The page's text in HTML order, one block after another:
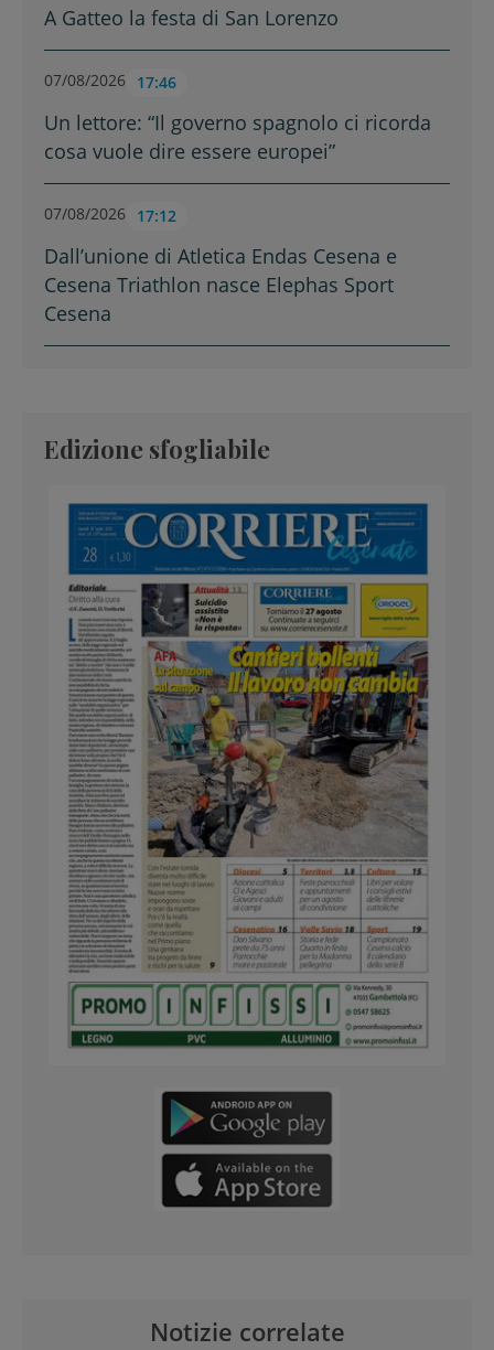
A Gatteo la festa di San Lorenzo
07/08/2026 17:46
Un lettore: “Il governo spagnolo ci ricorda
cosa vuole dire essere europei”
07/08/2026 17:12
Dall’unione di Atletica Endas Cesena e
Cesena Triathlon nasce Elephas Sport
Cesena
Edizione sfogliabile
Notizie correlate